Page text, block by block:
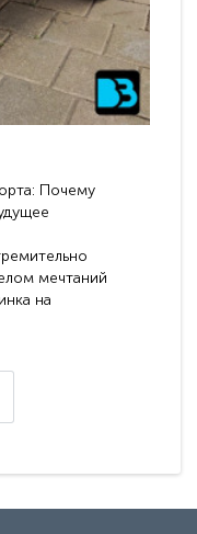
Почему
мечтаний
на